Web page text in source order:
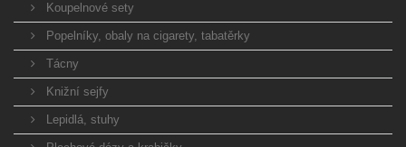
Koupelnové sety
Popelníky, obaly na cigarety, tabatěrky
Tácny
Knižní sejfy
Lepidlá, stuhy